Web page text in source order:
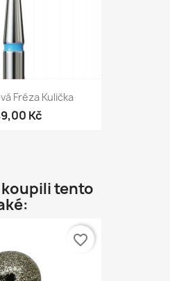
Fréza Kulička
Kč
tento
favorite_border